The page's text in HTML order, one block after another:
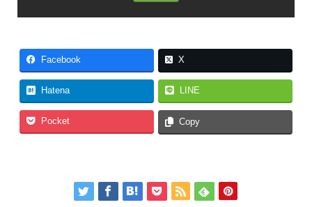
Facebook X
Hatena LINE
Pocket Copy